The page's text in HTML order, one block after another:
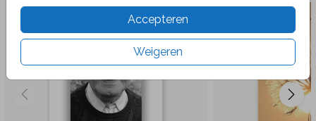
Accepteren
Weigeren